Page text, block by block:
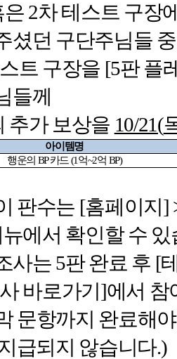
은 2차 테스트 구장
셨던 구단주님들 중
트 구장을 [5판 플
들께
추가 보상을 10/21(
아이템명
행운의 BP카드 (1억~2억 BP)
판수는 [홈페이지]
에서 확인할 수
사는 5판 완료 후 [
바로가기]에서 참
문항까지 완료해
급되지 않습니다.)